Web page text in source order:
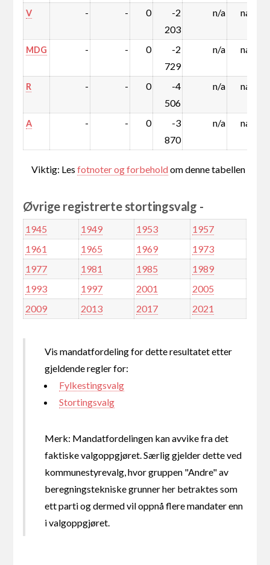
V - - 0
-2
203
n/a nan
MDG - - 0
-2
729
n/a nan
R - - 0
-4
506
n/a nan
A - - 0
-3
870
n/a nan
Viktig: Lesfotnoter og forbeholdom denne tabellen
Øvrige registrerte stortingsvalg -
1945 1949 1953
1957
1961
1965 1969
1973
1977
1981 1985
1989
1993
1997 2001
2005
2009
2013 2017 2021
Vis mandatfordeling for dette resultatet etter
gjeldende regler for:
Fylkestingsvalg
Stortingsvalg
Merk: Mandatfordelingen kan avvike fra det
faktiske valgoppgjøret. Særlig gjelder dette ved
kommunestyrevalg, hvor gruppen "Andre" av
beregningstekniske grunner her betraktes som
ett parti og dermed vil oppnå flere mandater enn
i valgoppgjøret.